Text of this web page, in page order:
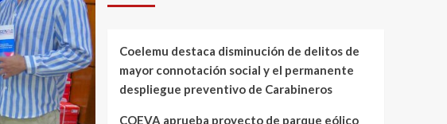
Coelemu destaca disminución de delitos de
mayor connotación social y el permanente
despliegue preventivo de Carabineros
COEVA aprueba proyecto de parque eólico